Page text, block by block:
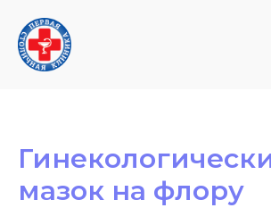
Первая Столичная Клиника
мазок на флору